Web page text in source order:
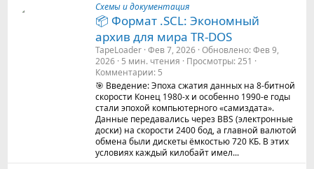
Схемы и документация
📦 Формат .SCL: Экономный
архив для мира TR-DOS
TapeLoader Фев 7, 2026 Обновлено Фев 9,
2026 5 мин. чтения Просмотры 251
Комментарии 5
🎯 Введение: Эпоха сжатия данных на 8-битной
скорости Конец 1980-х и особенно 1990-е годы
стали эпохой компьютерного «самиздата».
Данные передавались через BBS (электронные
доски) на скорости 2400 бод, а главной валютой
обмена были дискеты ёмкостью 720 КБ. В этих
условиях каждый килобайт имел...